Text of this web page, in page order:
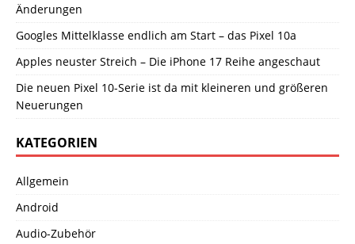
Änderungen
Googles Mittelklasse endlich am Start – das Pixel 10a
Apples neuster Streich – Die iPhone 17 Reihe angeschaut
Die neuen Pixel 10-Serie ist da mit kleineren und größeren
Neuerungen
KATEGORIEN
Allgemein
Android
Audio-Zubehör